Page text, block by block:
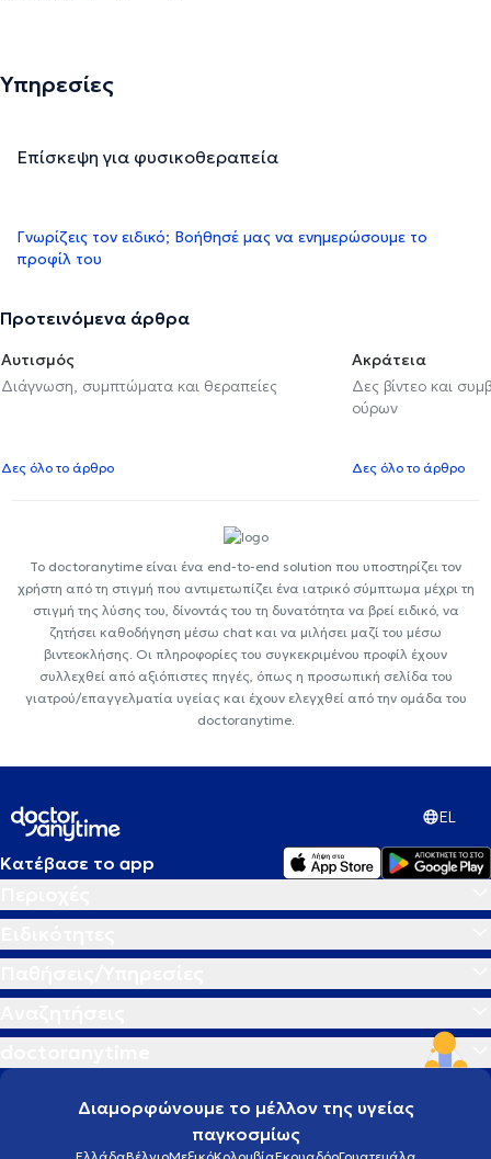
Υπηρεσίες
Επίσκεψη για φυσικοθεραπεία
Γνωρίζεις τον ειδικό; Βοήθησέ μας να ενημερώσουμε το
προφίλ του
Προτεινόμενα άρθρα
Αυτισμός
Διάγνωση, συμπτώματα και θεραπείες
Δες όλο το άρθρο
Ακράτεια
Δες βίντεο και
ούρων
Δες όλο το άρθρο
Το doctoranytime είναι ένα end-to-end solution που υποστηρίζει τον
χρήστη από τη στιγμή που αντιμετωπίζει ένα ιατρικό σύμπτωμα μέχρι τη
στιγμή της λύσης του, δίνοντάς του τη δυνατότητα να βρεί ειδικό, να
ζητήσει καθοδήγηση μέσω chat και να μιλήσει μαζί του μέσω
βιντεοκλήσης. Οι πληροφορίες του συγκεκριμένου προφίλ έχουν
συλλεχθεί από αξιόπιστες πηγές, όπως η προσωπική σελίδα του
γιατρού/επαγγελματία υγείας και έχουν ελεγχθεί από την ομάδα του
doctoranytime.
EL
Κατέβασε το app
Διαμορφώνουμε το μέλλον της υγείας
παγκοσμίως